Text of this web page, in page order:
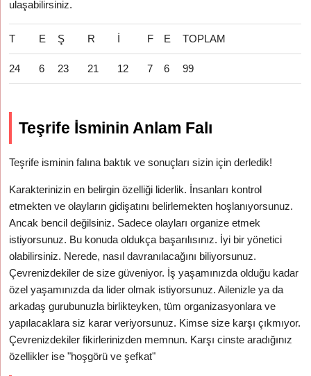
ulaşabilirsiniz.
T E Ş R İ F E TOPLAM
24 6 23 21 12 7 6 99
Teşrife İsminin Anlam Falı
Teşrife isminin falına baktık ve sonuçları sizin için derledik!
Karakterinizin en belirgin özelliği liderlik. İnsanları kontrol
etmekten ve olayların gidişatını belirlemekten hoşlanıyorsunuz.
Ancak bencil değilsiniz. Sadece olayları organize etmek
istiyorsunuz. Bu konuda oldukça başarılısınız. İyi bir yönetici
olabilirsiniz. Nerede, nasıl davranılacağını biliyorsunuz.
Çevrenizdekiler de size güveniyor. İş yaşamınızda olduğu kadar
özel yaşamınızda da lider olmak istiyorsunuz. Ailenizle ya da
arkadaş gurubunuzla birlikteyken, tüm organizasyonlara ve
yapılacaklara siz karar veriyorsunuz. Kimse size karşı çıkmıyor.
Çevrenizdekiler fikirlerinizden memnun. Karşı cinste aradığınız
özellikler ise "hoşgörü ve şefkat"